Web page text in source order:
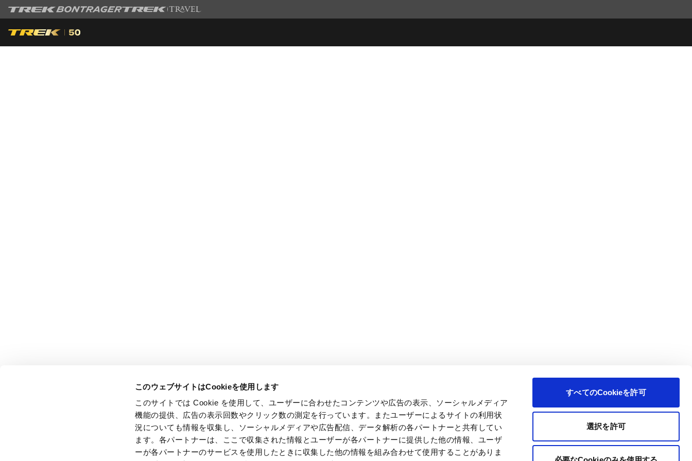
このウェブサイトはCookieを使用します
このサイトでは Cookie を使用して、ユーザーに合わせたコンテンツや広告の表示、ソーシャルメディア
機能の提供、広告の表示回数やクリック数の測定を行っています。またユーザーによるサイトの利用状
況についても情報を収集し、ソーシャルメディアや広告配信、データ解析の各パートナーと共有してい
ます。各パートナーは、ここで収集された情報とユーザーが各パートナーに提供した他の情報、ユーザ
ーが各パートナーのサービスを使用したときに収集した他の情報を組み合わせて使用することがありま
すべてのCookieを許可
選択を許可